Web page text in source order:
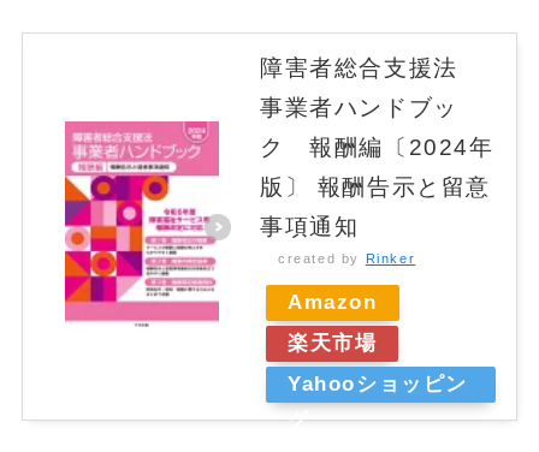
障害者総合支援法
事業者ハンドブッ
ク 報酬編〔2024年
版〕 報酬告示と留意
事項通知
created by Rinker
Amazon
楽天市場
Yahooショッピン
グ